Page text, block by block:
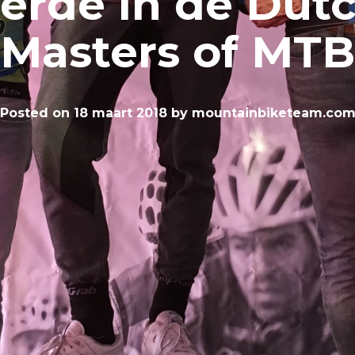
Masters of MTB
Posted on 18 maart 2018by mountainbiketeam.com